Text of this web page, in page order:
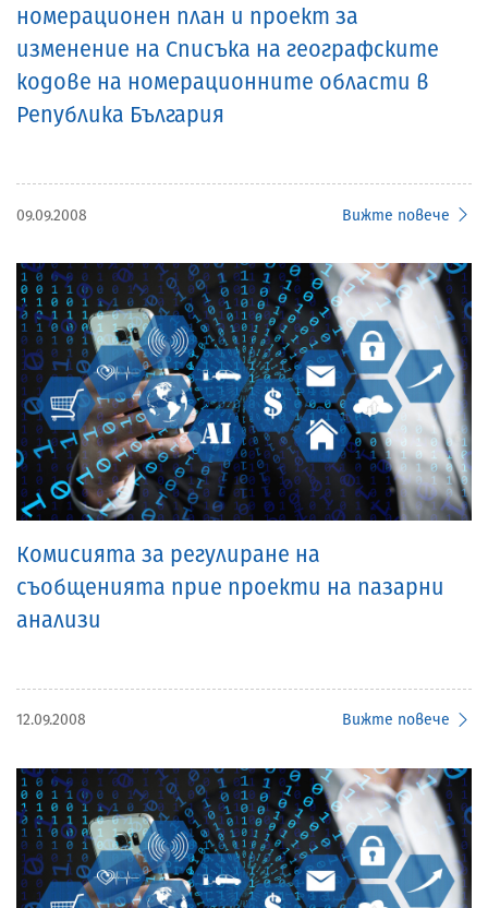
номерационен план и проект за
изменение на Списъка на географските
кодове на номерационните области в
Република България
09.09.2008 Вижте повече
Комисията за регулиране на
съобщенията прие проекти на пазарни
анализи
12.09.2008 Вижте повече